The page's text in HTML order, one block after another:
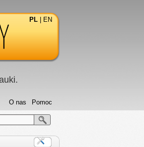
PL EN
Pomoc
O nas